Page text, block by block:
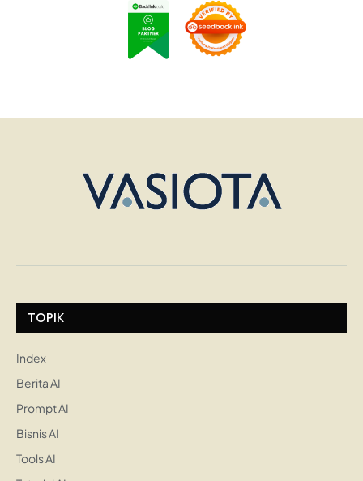
TOPIK
Index
Berita AI
Prompt AI
Bisnis AI
Tools AI